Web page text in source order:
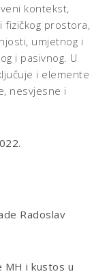
kontekst,
fizičkog prostora,
umjetnog i
i pasivnog. U
i elemente
nesvjesne i
Radoslav
MH i kustos u